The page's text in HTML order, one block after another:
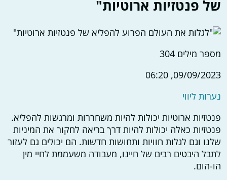
של פנטזיות ארוטיות"
מספר מילים 304
09/09/2023, 06:20
נערות ליווי
פנטזיות ארוטיות יכולות להיות משחררות ומרגשות להפליא.
פנטזיות כאלה יכולות להיות דרך בריאה לחקור את המיניות
שלנו וגם לגלות חוויות ותחושות חדשות. הם יכולים גם לעזור
לתבל היבטים רבים של חיינו, מעבודה משעממת לחיי מין
הו-הום.